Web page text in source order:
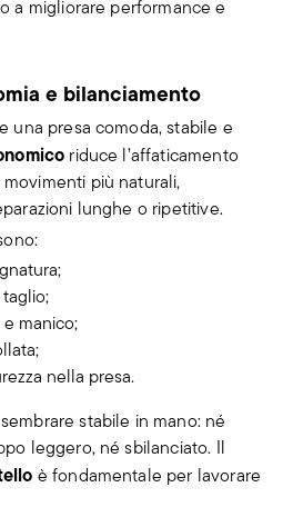
a migliorare performance e
e bilanciamento
una presa comoda, stabile e
riduce l’affaticamento
più naturali,
lunghe o ripetitive.
manico;
nella presa.
stabile in mano: né
leggero, né sbilanciato. Il
è fondamentale per lavorare